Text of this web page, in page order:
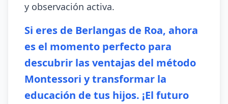
y observación activa.
Si eres de Berlangas de Roa, ahora
es el momento perfecto para
descubrir las ventajas del método
Montessori y transformar la
educación de tus hijos. ¡El futuro